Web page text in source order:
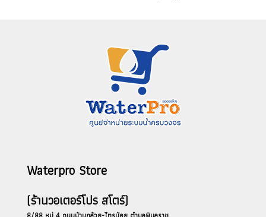
Waterpro Store
(ร้านวอเตอร์โปร สโตร์)